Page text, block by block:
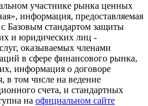
участнике рынка ценных
информация, предоставляемая
Базовым стандартом защиты
и юридических лиц -
оказываемых членами
в сфере финансового рынка,
информация о договоре
в том числе на ведение
счета, и стандартных
на официальном сайте